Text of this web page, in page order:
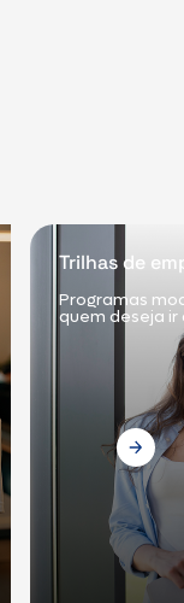
Trilhas de
Programas
quem deseja ir